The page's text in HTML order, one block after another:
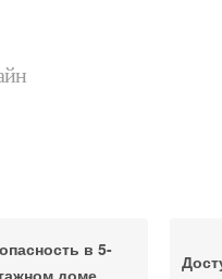
в 5-
доме